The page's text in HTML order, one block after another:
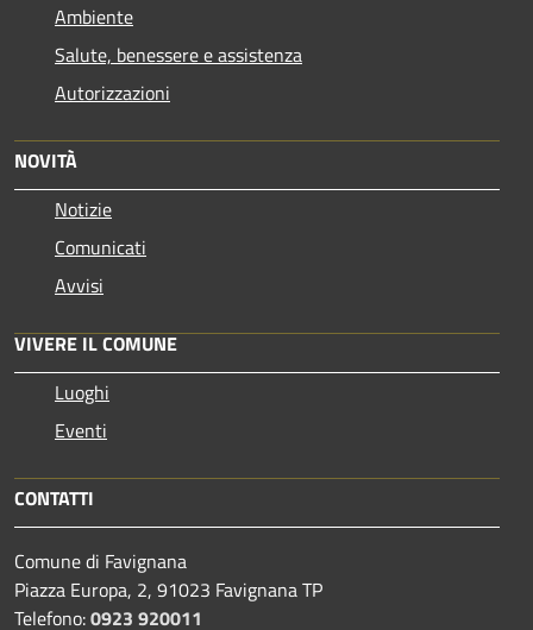
Ambiente
Salute, benessere e assistenza
Autorizzazioni
NOVITÀ
Notizie
Comunicati
Avvisi
VIVERE IL COMUNE
Luoghi
Eventi
CONTATTI
Comune di Favignana
Piazza Europa, 2, 91023 Favignana TP
Telefono:0923 920011